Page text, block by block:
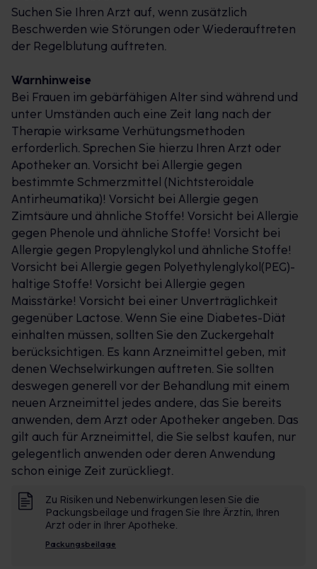
Suchen Sie Ihren Arzt auf, wenn zusätzlich
Beschwerden wie Störungen oder Wiederauftreten
der Regelblutung auftreten.
Warnhinweise
Bei Frauen im gebärfähigen Alter sind während und
unter Umständen auch eine Zeit lang nach der
Therapie wirksame Verhütungsmethoden
erforderlich. Sprechen Sie hierzu Ihren Arzt oder
Apotheker an. Vorsicht bei Allergie gegen
bestimmte Schmerzmittel (Nichtsteroidale
Antirheumatika)! Vorsicht bei Allergie gegen
Zimtsäure und ähnliche Stoffe! Vorsicht bei Allergie
gegen Phenole und ähnliche Stoffe! Vorsicht bei
Allergie gegen Propylenglykol und ähnliche Stoffe!
Vorsicht bei Allergie gegen Polyethylenglykol(PEG)-
haltige Stoffe! Vorsicht bei Allergie gegen
Maisstärke! Vorsicht bei einer Unverträglichkeit
gegenüber Lactose. Wenn Sie eine Diabetes-Diät
einhalten müssen, sollten Sie den Zuckergehalt
berücksichtigen. Es kann Arzneimittel geben, mit
denen Wechselwirkungen auftreten. Sie sollten
deswegen generell vor der Behandlung mit einem
neuen Arzneimittel jedes andere, das Sie bereits
anwenden, dem Arzt oder Apotheker angeben. Das
gilt auch für Arzneimittel, die Sie selbst kaufen, nur
gelegentlich anwenden oder deren Anwendung
schon einige Zeit zurückliegt.
Zu Risiken und Nebenwirkungen lesen Sie die
Packungsbeilage und fragen Sie Ihre Ärztin, Ihren
Arzt oder in Ihrer Apotheke.
Packungsbeilage